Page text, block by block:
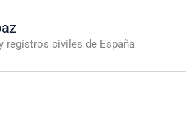
registros civiles de España